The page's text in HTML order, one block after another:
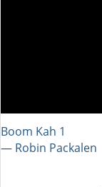
Boom Kah 1
― Robin Packalen